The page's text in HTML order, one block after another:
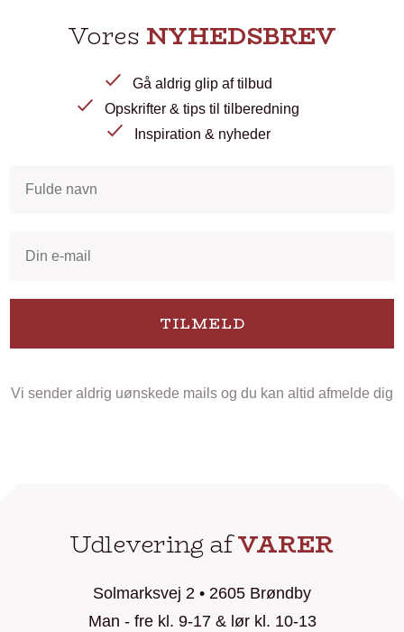
Vores NYHEDSBREV
Gå aldrig glip af tilbud
Opskrifter & tips til tilberedning
Inspiration & nyheder
TILMELD
Vi sender aldrig uønskede mails og du kan altid afmelde dig
Udlevering afVARER
Solmarksvej 2 • 2605 Brøndby
Man - fre kl. 9-17 & lør kl. 10-13